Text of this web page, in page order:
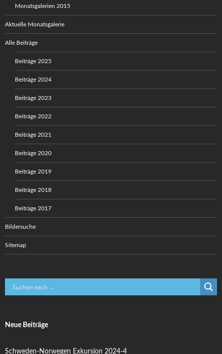
Monatsgalerien 2015
Aktuelle Monatsgalerie
Alle Beiträge
Beiträge 2025
Beiträge 2024
Beiträge 2023
Beiträge 2022
Beiträge 2021
Beiträge 2020
Beiträge 2019
Beiträge 2018
Beiträge 2017
Bildersuche
Sitemap
Neue Beiträge
Schweden-Norwegen Exkursion 2024-4